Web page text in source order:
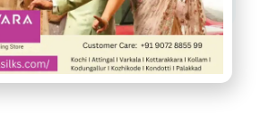
ചുറ്റുവട്ടം ഇൻഫോ